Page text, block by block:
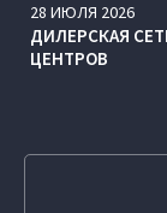
28 ИЮЛЯ 2026
ДИЛЕРСКАЯ
ЦЕНТРОВ